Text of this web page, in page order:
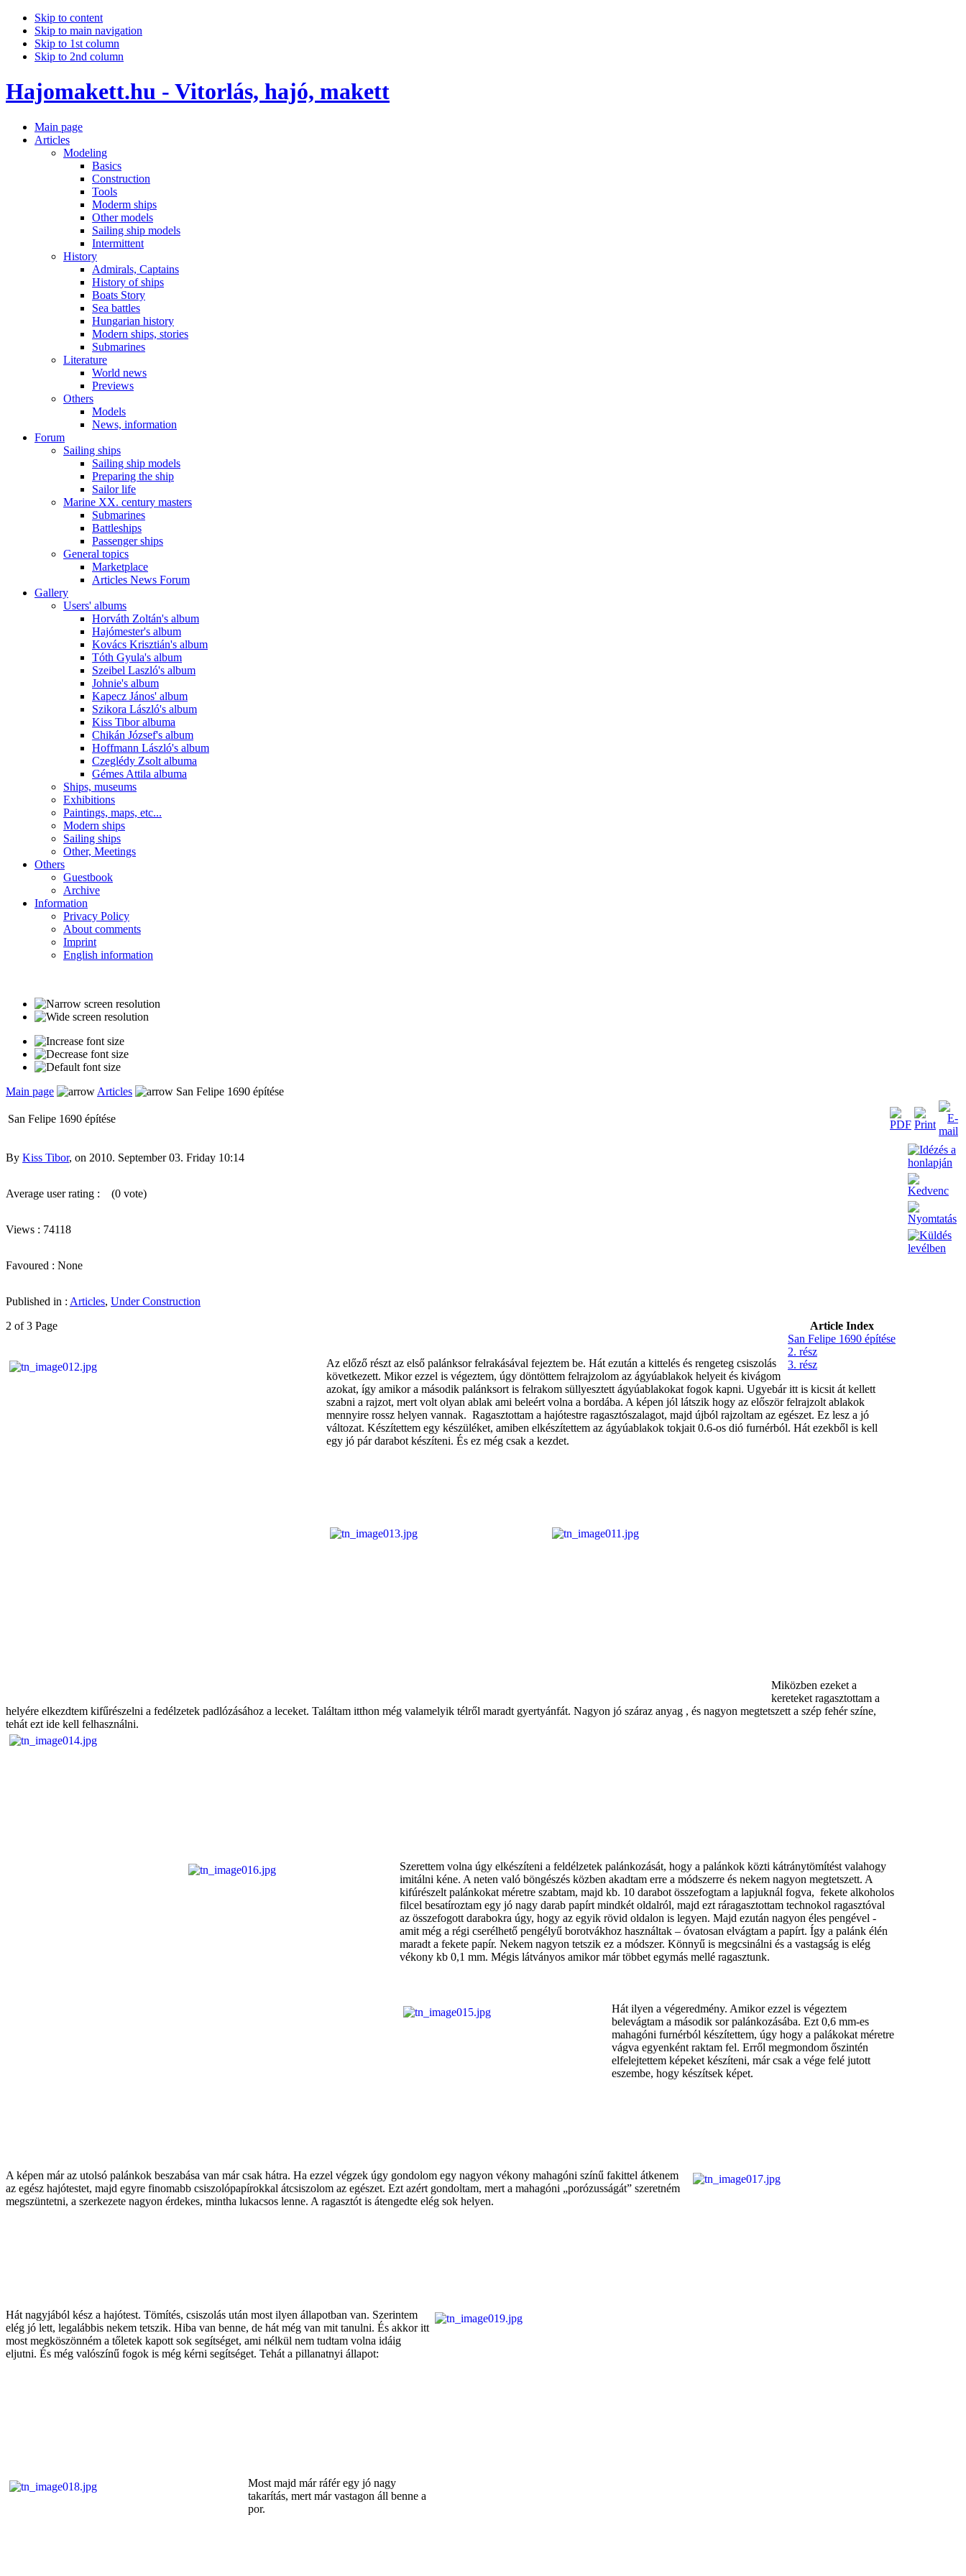
Skip to content
Skip to main navigation
Skip to 1st column
Skip to 2nd column
Hajomakett.hu - Vitorlás, hajó, makett
Main page
Articles
Modeling
Basics
Construction
Tools
Moderm ships
Other models
Sailing ship models
Intermittent
History
Admirals, Captains
History of ships
Boats Story
Sea battles
Hungarian history
Modern ships, stories
Submarines
Literature
World news
Previews
Others
Models
News, information
Forum
Sailing ships
Sailing ship models
Preparing the ship
Sailor life
Marine XX. century masters
Submarines
Battleships
Passenger ships
General topics
Marketplace
Articles News Forum
Gallery
Users' albums
Horváth Zoltán's album
Hajómester's album
Kovács Krisztián's album
Tóth Gyula's album
Szeibel Laszló's album
Johnie's album
Kapecz János' album
Szikora László's album
Kiss Tibor albuma
Chikán József's album
Hoffmann László's album
Czeglédy Zsolt albuma
Gémes Attila albuma
Ships, museums
Exhibitions
Paintings, maps, etc...
Modern ships
Sailing ships
Other, Meetings
Others
Guestbook
Archive
Information
Privacy Policy
About comments
Imprint
English information
Main page Articles San Felipe 1690 építése
San Felipe 1690 építése
By Kiss Tibor, on 2010. September 03. Friday 10:14
Average user rating : (0 vote)
Views : 74118
Favoured : None
Published in : Articles, Under Construction
Article Index
San Felipe 1690 építése
2. rész
3. rész
2 of 3 Page
Az előző részt az első palánksor felrakásával fejeztem be. Hát ezután a kittelés és rengeteg csiszolás
következett. Mikor ezzel is végeztem, úgy döntöttem felrajzolom az ágyúablakok helyeit és kivágom
azokat, így amikor a második palánksort is felrakom süllyesztett ágyúablakokat fogok kapni. Ugyebár itt is kicsit át kellett
szabni a rajzot, mert volt olyan ablak ami beleért volna a bordába. A képen jól látszik hogy az először felrajzolt ablakok
mennyire rossz helyen vannak. Ragasztottam a hajótestre ragasztószalagot, majd újból rajzoltam az egészet. Ez lesz a jó
változat. Készítettem egy készüléket, amiben elkészítettem az ágyúablakok tokjait 0.6-os dió furnérból. Hát ezekből is kell
egy jó pár darabot készíteni. És ez még csak a kezdet.
Miközben ezeket a
kereteket ragasztottam a
helyére elkezdtem kifűrészelni a fedélzetek padlózásához a leceket. Találtam itthon még valamelyik télről maradt gyertyánfát. Nagyon jó száraz anyag , és nagyon megtetszett a szép fehér színe,
tehát ezt ide kell felhasználni.
Szerettem volna úgy elkészíteni a feldélzetek palánkozását, hogy a palánkok közti kátránytömítést valahogy
imitálni kéne. A neten való böngészés közben akadtam erre a módszerre és nekem nagyon megtetszett. A
kifúrészelt palánkokat méretre szabtam, majd kb. 10 darabot összefogtam a lapjuknál fogva, fekete alkoholos
filcel besatíroztam egy jó nagy darab papírt mindkét oldalról, majd ezt ráragasztottam technokol ragasztóval
az összefogott darabokra úgy, hogy az egyik rövid oldalon is legyen. Majd ezután nagyon éles pengével -
amit még a régi cserélhető pengélyű borotvákhoz használtak – óvatosan elvágtam a papírt. Így a palánk élén
maradt a fekete papír. Nekem nagyon tetszik ez a módszer. Könnyű is megcsinálni és a vastagság is elég
vékony kb 0,1 mm. Mégis látványos amikor már többet egymás mellé ragasztunk.
Hát ilyen a végeredmény. Amikor ezzel is végeztem
belevágtam a második sor palánkozásába. Ezt 0,6 mm-es
mahagóni furnérból készítettem, úgy hogy a palákokat méretre
vágva egyenként raktam fel. Erről megmondom őszintén
elfelejtettem képeket készíteni, már csak a vége felé jutott
eszembe, hogy készítsek képet.
A képen már az utolsó palánkok beszabása van már csak hátra. Ha ezzel végzek úgy gondolom egy nagyon vékony mahagóni színű fakittel átkenem
az egész hajótestet, majd egyre finomabb csiszolópapírokkal átcsiszolom az egészet. Ezt azért gondoltam, mert a mahagóni „porózusságát” szeretném
megszüntetni, a szerkezete nagyon érdekes, mintha lukacsos lenne. A ragasztót is átengedte elég sok helyen.
Hát nagyjából kész a hajótest. Tömítés, csiszolás után most ilyen állapotban van. Szerintem
elég jó lett, legalábbis nekem tetszik. Hiba van benne, de hát még van mit tanulni. És akkor itt
most megköszönném a tőletek kapott sok segítséget, ami nélkül nem tudtam volna idáig
eljutni. És még valószínű fogok is még kérni segítséget. Tehát a pillanatnyi állapot:
Most majd már ráfér egy jó nagy
takarítás, mert már vastagon áll benne a
por.